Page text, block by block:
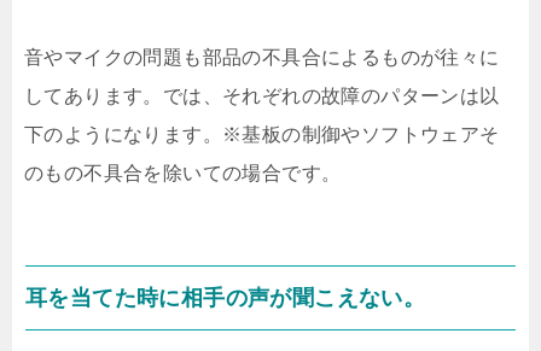
音やマイクの問題も部品の不具合によるものが往々に
してあります。では、それぞれの故障のパターンは以
下のようになります。※基板の制御やソフトウェアそ
のもの不具合を除いての場合です。
耳を当てた時に相手の声が聞こえない。